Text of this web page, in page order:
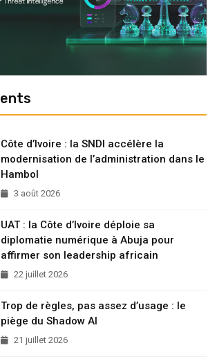
3 août 2026
UAT : la Côte d’Ivoire déploie sa
diplomatie numérique à Abuja pour
Trop de règles, pas assez d’usage : le
21 juillet 2026
Les entreprises croulent sous les outils,
20 juillet 2026
Cyber Africa Forum 2026 : à Cotonou, la
confiance numérique s’impose comme un
15 juillet 2026